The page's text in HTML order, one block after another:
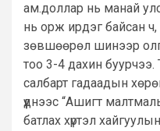
ам.доллар нь манай
нь орж ирдэг байсан ч,
зөвшөөрөл шинээр
тоо 3-4 дахин
салбарт гадаадын
үүднээс “Ашигт
батлах хүртэл